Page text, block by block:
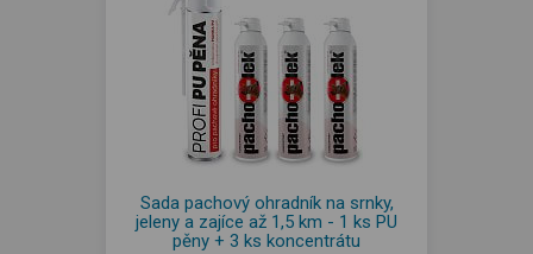
Sada pachový ohradník na srnky,
jeleny a zajíce až 1,5 km - 1 ks PU
pěny + 3 ks koncentrátu